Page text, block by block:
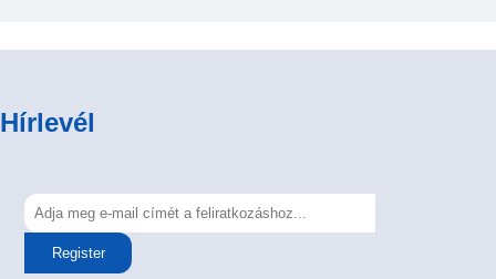
Hírlevél
Register